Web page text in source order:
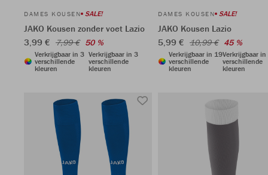
DAMES KOUSEN SALE!
JAKO Kousen zonder voet Lazio
3,99 € 7,99 € 50 %
Verkrijgbaar in 3
verschillende
kleuren
Verkrijgbaar in 3
verschillende
kleuren
DAMES KOUSEN SALE!
JAKO Kousen Lazio
5,99 € 10,99 € 45 %
Verkrijgbaar in 19
verschillende
kleuren
Verkrijgbaar
verschillende
kleuren